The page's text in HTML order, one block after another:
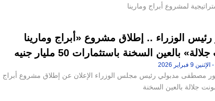
لمشروع أبراج ومارينا
الوزراء .. إطلاق مشروع «أبراج ومارينا
بالعين السخنة باستثمارات 50 مليار جنيه
مصطفى مدبولي رئيس مجلس الوزراء الإعلان عن إطلاق مشروع أبراج
جلالة بالعين السخنة